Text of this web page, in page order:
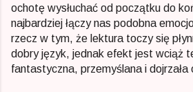
ochotę wysłuchać od początku do
najbardziej łączy nas podobna
rzecz w tym, że lektura toczy się
dobry język, jednak efekt jest wciąż
fantastyczna, przemyślana i dojrzała